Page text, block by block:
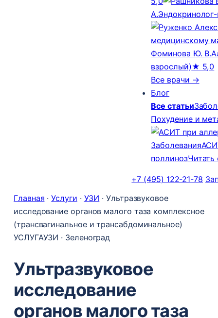
А.
медицинскому
Фоминова Ю. В.
взрослый) ★ 5,0
Все врачи →
Блог
Все статьи
Похудение и
Заболевания
поллиноз
+7 (495) 122-21-78
Главная ·Услуги · УЗИ ·Ультразвуковое
исследование органов малого таза комплексное
(трансвагинальное и трансабдоминальное)
УСЛУГАУЗИ · Зеленоград
Ультразвуковое
исследование
органов малого таза